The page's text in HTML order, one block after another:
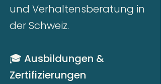
und Verhaltensberatung in
der Schweiz.
🎓 Ausbildungen &
Zertifizierungen